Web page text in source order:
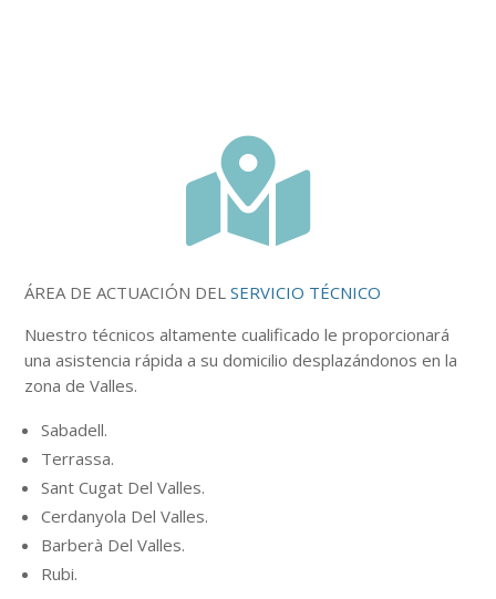

ÁREA DE ACTUACIÓN DELSERVICIO TÉCNICO
Nuestrotécnicos altamente cualificado le proporcionará
una asistencia rápida a su domicilio desplazándonos en la
zona de Valles.
Sabadell.
Terrassa.
Sant Cugat Del Valles.
Cerdanyola Del Valles.
Barberà Del Valles.
Rubi.